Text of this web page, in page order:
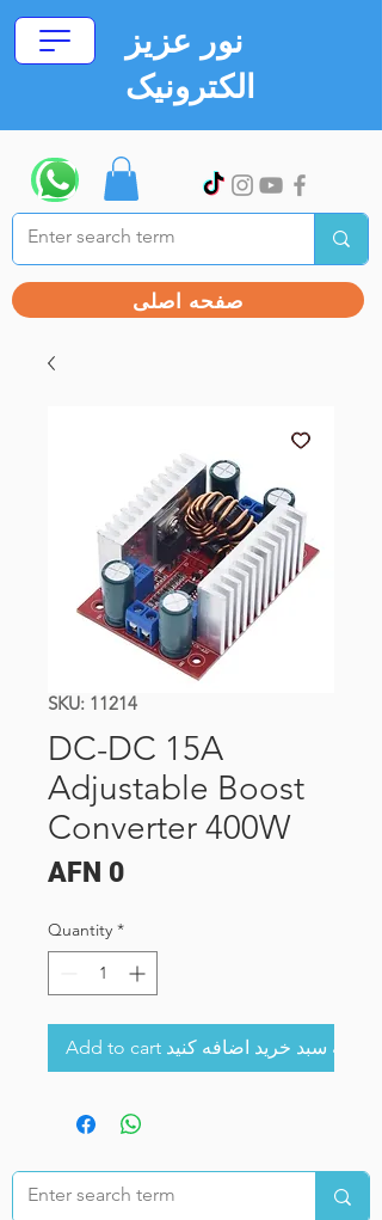
نور عزیز
الکترونیک
صفحه اصلی
SKU: 11214
DC-DC 15A
Adjustable Boost
Converter 400W
AFN 0Price
Quantity *
Add to cart به سبد خرید اضافه کنید